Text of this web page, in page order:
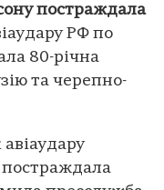
постраждала
РФ по
80-річна
та черепно-
постраждала